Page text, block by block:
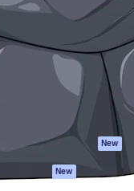
AI-assistent
AI Image Generator
AI Video Generator
AI Voice Generator
Stockcontent
MCP voor
Claude/ChatGPT
New
New